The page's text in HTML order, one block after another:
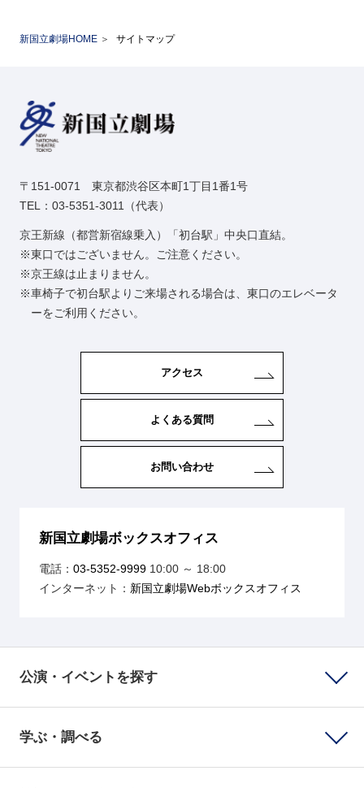
新国立劇場HOME サイトマップ
〒151-0071 東京都渋谷区本町1丁目1番1号
TEL：03-5351-3011（代表）
京王新線（都営新宿線乗入）「初台駅」中央口直結。
東口ではございません。ご注意ください。
京王線は止まりません。
車椅子で初台駅よりご来場される場合は、東口のエレベータ
ーをご利用ください。
アクセス
よくある質問
お問い合わせ
新国立劇場ボックスオフィス
電話： 03-5352-999910:00 ～ 18:00
インターネット： 新国立劇場Webボックスオフィス
公演・イベントを探す
学ぶ・調べる